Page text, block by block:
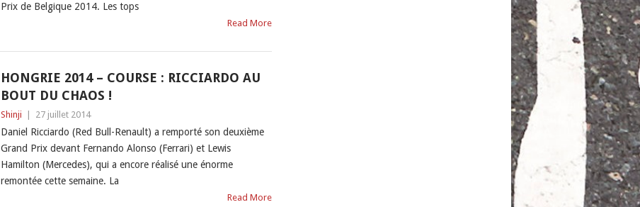
Prix de Belgique 2014. Les tops
Read More
HONGRIE 2014 – COURSE : RICCIARDO AU
BOUT DU CHAOS !
Shinji 27 juillet 2014
Daniel Ricciardo (Red Bull-Renault) a remporté son deuxième
Grand Prix devant Fernando Alonso (Ferrari) et Lewis
Hamilton (Mercedes), qui a encore réalisé une énorme
remontée cette semaine. La
Read More